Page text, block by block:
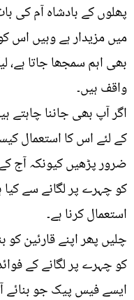
پھلوں کے بادشاہ آم کی
میں مزیدار ہے وہیں اس
بھی اہم سمجھا جاتا
واقف ہیں۔
اگر آپ بھی جاننا
کے لئے اس کا استعمال
ضرور پڑھیں کیونکہ آج
کو چہرے پر لگانے سے
استعمال کرنا ہے۔
چلیں پھر اپنے قارئین کو
کو چہرے پر لگانے کے
ایسے فیس پیک جو